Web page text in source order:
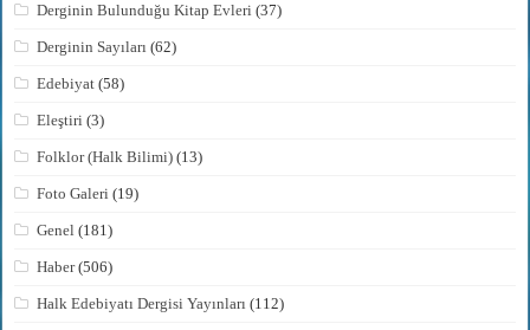
Derginin Bulunduğu Kitap Evleri (37)
Derginin Sayıları (62)
Edebiyat (58)
Eleştiri (3)
Folklor (Halk Bilimi) (13)
Foto Galeri (19)
Genel (181)
Haber(506)
Halk Edebiyatı Dergisi Yayınları (112)